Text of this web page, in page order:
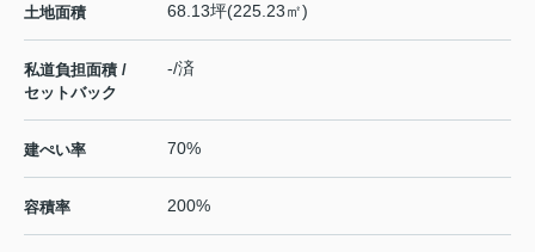
土地面積 68.13坪(225.23㎡)
私道負担面積 /
セットバック
-/済
建ぺい率 70%
容積率 200%